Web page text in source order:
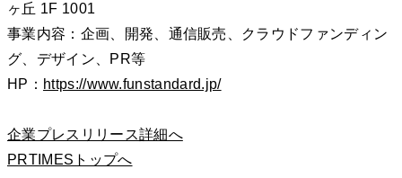
ヶ丘 1F 1001
事業内容：企画、開発、通信販売、クラウドファンディン
グ、デザイン、PR等
HP： https://www.funstandard.jp/
企業プレスリリース詳細へ
PRTIMESトップへ